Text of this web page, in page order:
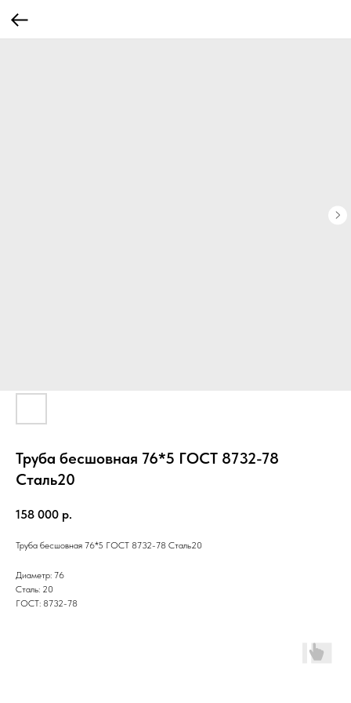
Труба бесшовная 76*5 ГОСТ 8732-78
Cталь20
158 000 р.
Труба бесшовная 76*5 ГОСТ 8732-78 Cталь20
Диаметр: 76
Сталь: 20
ГОСТ: 8732-78